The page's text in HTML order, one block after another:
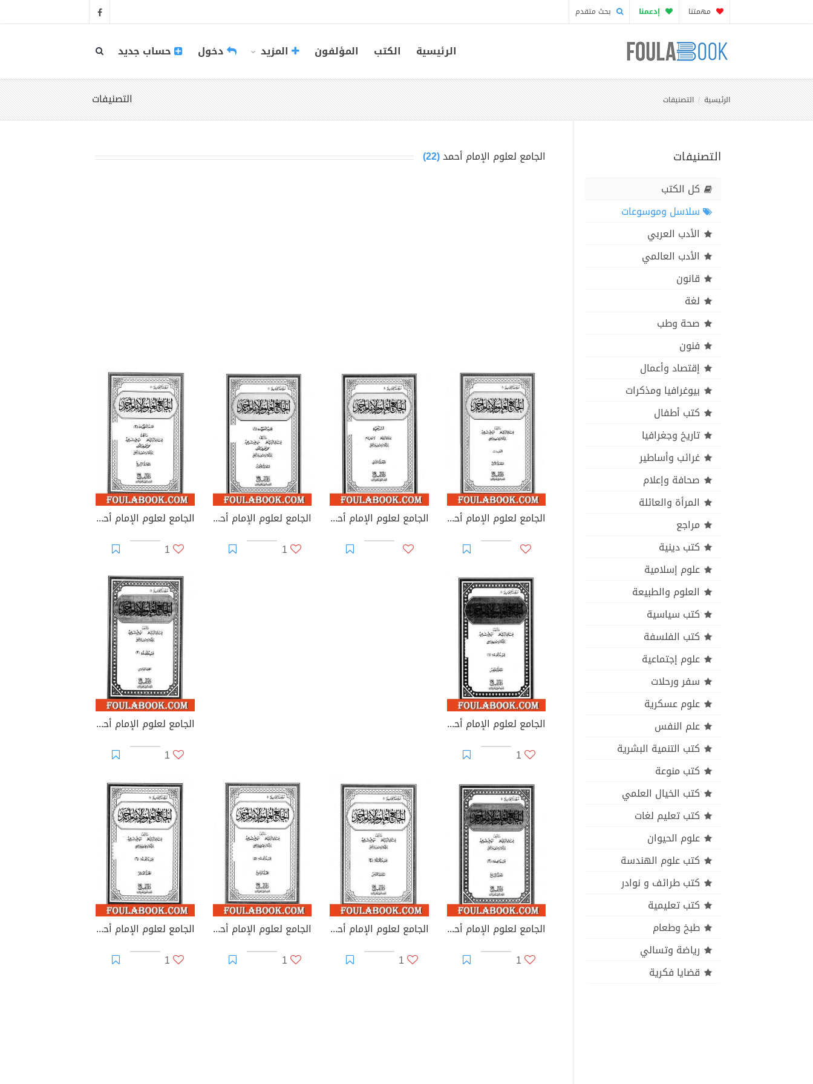
مهمتنا إدعمنا بحث متقدم
الرئيسية الكتب المؤلفون المزيد دخول حساب جديد
التصنيفات الرئيسية التصنيفات
التصنيفات
كل الكتب
سلاسل وموسوعات
الأدب العربي
الأدب العالمي
قانون
لغة
صحة وطب
فنون
إقتصاد وأعمال
بيوغرافيا ومذكرات
كتب أطفال
تاريخ وجغرافيا
غرائب وأساطير
صحافة وإعلام
المرأة والعائلة
مراجع
كتب دينية
علوم إسلامية
العلوم والطبيعة
كتب سياسية
كتب الفلسفة
علوم إجتماعية
سفر ورحلات
علوم عسكرية
علم النفس
كتب التنمية البشرية
كتب منوعة
كتب الخيال العلمي
كتب تعليم لغات
علوم الحيوان
كتب علوم الهندسة
كتب طرائف و نوادر
كتب تعليمية
طبخ وطعام
رياضة وتسالي
قضايا فكرية
الجامع لعلوم الإمام أحمد(22)
الجامع لعلوم الإمام أحمد - المجلد الأول: المقدمات الجامع لعلوم الإمام أحمد - المجلد الثاني: الترجمة
الجامع لعلوم الإمام أحمد - المجلد الثالث: العقيدة 1
1
الجامع لعلوم الإمام أحمد - المجلد الرابع: العقيدة 2
1
الجامع لعلوم الإمام أحمد - المجلد الخامس: العلم - أصول الفقه
1
الجامع لعلوم الإمام أحمد - المجلد السادس: الفقه 2
1
الجامع لعلوم الإمام أحمد - المجلد السابع: الفقه 3
1
الجامع لعلوم الإمام أحمد - المجلد الثامن: الفقه 4
1
الجامع لعلوم الإمام أحمد - المجلد التاسع: الفقه 5
1
الجامع لعلوم الإمام أحمد - المجلد العاشر: الفقه 6
1